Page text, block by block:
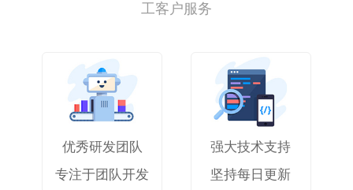
工客户服务
优秀研发团队
专注于团队开发
强大技术支持
坚持每日更新